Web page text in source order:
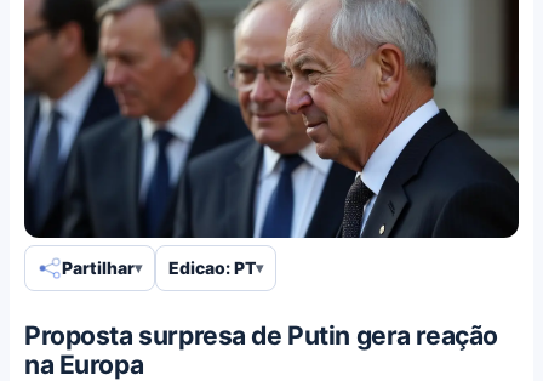
Partilhar Edicao: PT
Proposta surpresa de Putin gera reação
na Europa